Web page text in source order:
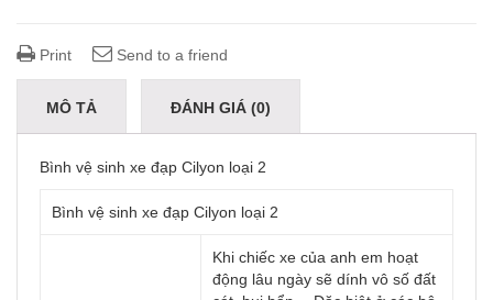
Print Send to a friend
MÔ TẢ ĐÁNH GIÁ (0)
Bình vệ sinh xe đạp Cilyon loại 2
Bình vệ sinh xe đạp Cilyon loại 2
Khi chiếc xe của anh em hoạt
động lâu ngày sẽ dính vô số đất